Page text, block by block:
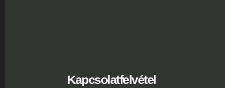
Kapcsolatfelvétel